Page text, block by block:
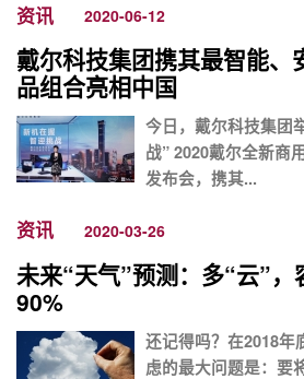
资讯 2020-06-12
戴尔科技集团携其最智能、
品组合亮相中国
今日，戴尔科技集团
战” 2020戴尔全新商
发布会，携其...
资讯 2020-03-26
未来“天气”预测：多“云”
90%
还记得吗？在2018年
虑的最大问题是：要